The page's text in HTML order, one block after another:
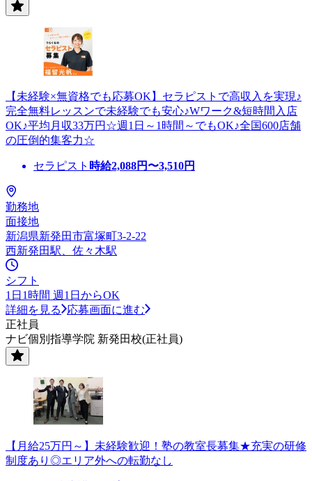
【未経験×無資格でも応募OK】セラピストで高収入を実現♪
完全無料レッスンで未経験でも安心♪Wワーク&短時間入店
OK♪平均月収33万円☆週1日～1時間～でもOK♪全国600店舗
の圧倒的集客力☆
セラピスト 時給2,088円〜3,510円
勤務地
面接地
新潟県新発田市富塚町3-2-22
西新発田駅、佐々木駅
シフト
1日1時間 週1日からOK
詳細を見る
応募画面に進む
正社員
ナビ個別指導学院 新発田校(正社員)
【月給25万円～】未経験歓迎！塾の教室長募集★充実の研修
制度あり◎エリア外への転勤なし